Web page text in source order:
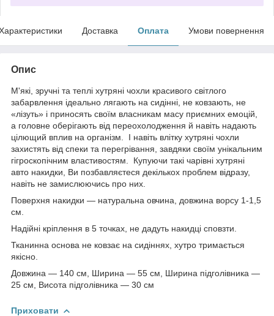
Доставка Оплата Умови повернення
Опис
М'які, зручні та теплі хутряні чохли красивого світлого
забарвлення ідеально лягають на сидінні, не ковзають, не
«лізуть» і приносять своїм власникам масу приємних емоцій,
а головне оберігають від переохолодження й навіть надають
цілющий вплив на організм. І навіть влітку хутряні чохли
захистять від спеки та перегрівання, завдяки своїм унікальним
гігроскопічним властивостям. Купуючи такі чарівні хутряні
авто накидки, Ви позбавляєтеся декількох проблем відразу,
навіть не замислюючись про них.
Поверхня накидки — натуральна овчина, довжина ворсу 1-1,5
см.
Надійні кріплення в 5 точках, не дадуть накидці сповзти.
Тканинна основа не ковзає на сидіннях, хутро тримається
якісно.
Довжина — 140 см, Ширина — 55 см, Ширина підголівника —
25 см, Висота підголівника — 30 см
Приховати